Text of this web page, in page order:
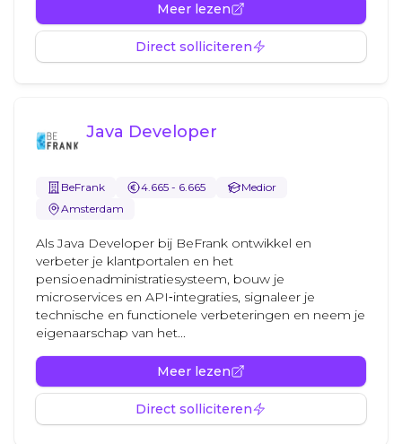
Meer lezen
Direct solliciteren
Java Developer
BeFrank 4.665 - 6.665
Medior
Amsterdam
Als Java Developer bij BeFrank ontwikkel en
verbeter je klantportalen en het
pensioenadministratiesysteem, bouw je
microservices en API‑integraties, signaleer je
technische en functionele verbeteringen en neem je
eigenaarschap van het...
Meer lezen
Direct solliciteren